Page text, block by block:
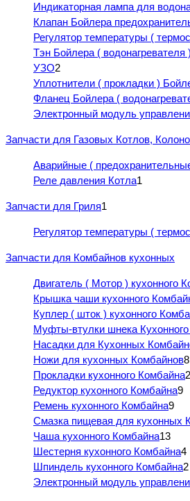
Индикаторная лампа для
Клапан Бойлера
Регулятор температуры (
Тэн Бойлера ( водонагревателя )
УЗО2
Уплотнители ( прокладки )
Фланец Бойлера (
Электронный модуль
Запчасти для Газовых Котлов,
Аварийные (
Реле давления Котла1
Запчасти для Гриля1
Регулятор температуры (
Запчасти для Комбайнов кухонных
Двигатель ( Мотор ) кухонного
Крышка чаши кухонного
Куплер ( шток ) кухонного
Муфты-втулки шнека
Насадки для Кухонных
Ножи для кухонных Комбайнов8
Прокладки кухонного Комбайна2
Редуктор кухонного Комбайна9
Ремень кухонного Комбайна9
Смазка пищевая для кухонных
Чаша кухонного Комбайна13
Шестерня кухонного Комбайна4
Шпиндель кухонного Комбайна2
Электронный модуль